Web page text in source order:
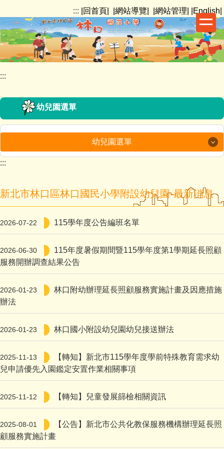
到
主
要
內
區
::: |回首頁| |網站導覽| |網站管理| |English|
:::
幼兒園選單
幼兒園選單
業務職掌
檔案下載
:::
新北市林口區林口國民小學附設幼兒園-最新消息
2026-07-22 115學年度公告編班名單
2026-06-30
115年度暑假期間暨115學年度第1學期延長照顧
服務開辦調查結果公告
2026-01-23
林口附幼辦理延長照顧服務實施計畫及因應措施
辦法
2026-01-23 林口國小附設幼兒園幼兒接送辦法
2025-11-13
【轉知】新北市115學年度學前特殊教育需求幼
兒申請優先入園鑑定安置作業相關事項
2025-11-12 【轉知】兒童發展篩檢相關資訊
2025-08-01
【公告】新北市公共化教保服務機構辦理延長照
顧服務實施計畫